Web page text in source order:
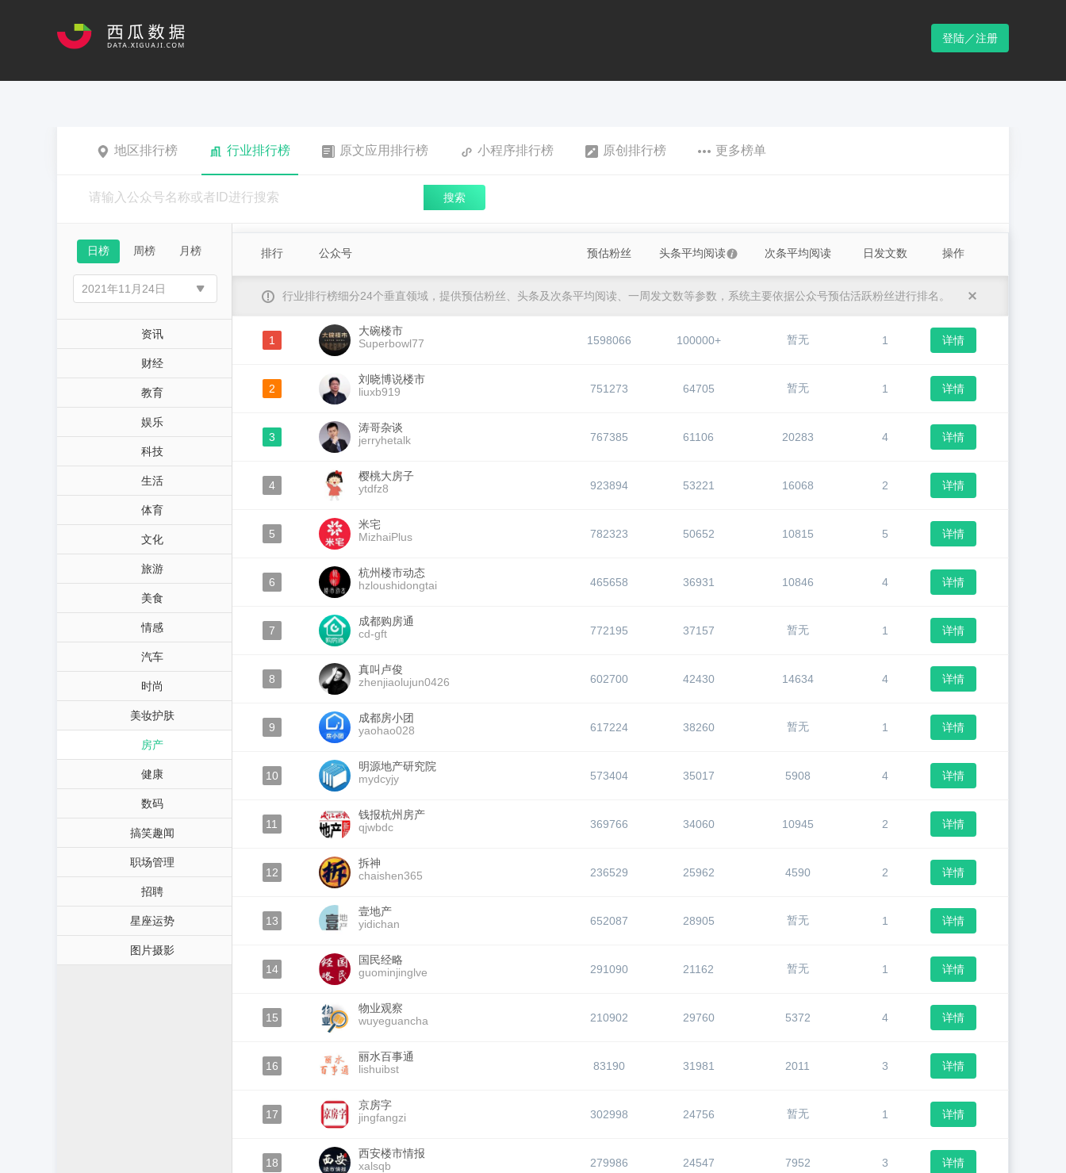
登陆／注册
地区排行榜 行业排行榜 原文应用排行榜 小程序排行榜 原创排行榜 更多榜单
搜索
日榜 周榜 月榜
资讯
财经
教育
娱乐
科技
生活
体育
文化
旅游
美食
情感
汽车
时尚
美妆护肤
房产
健康
数码
搞笑趣闻
职场管理
招聘
星座运势
图片摄影
排行 公众号 预估粉丝 头条平均阅读 次条平均阅读 日发文数 操作
行业排行榜细分24个垂直领域，提供预估粉丝、头条及次条平均阅读、一周发文数等参数，系统主要依据公众号预估活跃粉丝进行排名。
1
大碗楼市
Superbowl77
1598066 100000+ 暂无 1 详情
2
刘晓博说楼市
liuxb919
751273 64705 暂无 1 详情
3
涛哥杂谈
jerryhetalk
767385 61106 20283 4 详情
4
樱桃大房子
ytdfz8
923894 53221 16068 2 详情
5
米宅
MizhaiPlus
782323 50652 10815 5 详情
6
杭州楼市动态
hzloushidongtai
465658 36931 10846 4 详情
7
成都购房通
cd-gft
772195 37157 暂无 1 详情
8
真叫卢俊
zhenjiaolujun0426
602700 42430 14634 4 详情
9
成都房小团
yaohao028
617224 38260 暂无 1 详情
10
明源地产研究院
mydcyjy
573404 35017 5908 4 详情
11
钱报杭州房产
qjwbdc
369766 34060 10945 2 详情
12
拆神
chaishen365
236529 25962 4590 2 详情
13
壹地产
yidichan
652087 28905 暂无 1 详情
14
国民经略
guominjinglve
291090 21162 暂无 1 详情
15
物业观察
wuyeguancha
210902 29760 5372 4 详情
16
丽水百事通
lishuibst
83190 31981 2011 3 详情
17
京房字
jingfangzi
302998 24756 暂无 1 详情
18
西安楼市情报
xalsqb
279986 24547 7952 3 详情